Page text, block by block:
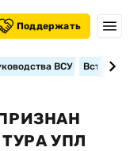
Поддержать
ВСУ
УПЛ